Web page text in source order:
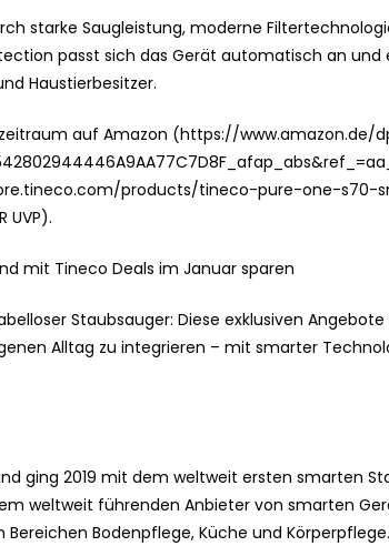
starke Saugleistung, moderne
passt sich das Gerät automatisch an
Haustierbesitzer.
auf Amazon (https://www.amazon.de/
products/tineco-pure-one-s70-
UVP).
mit Tineco Deals im Januar sparen
Staubsauger: Diese exklusiven
Alltag zu integrieren – mit smarter
ging 2019 mit dem weltweit ersten smarten
weltweit führenden Anbieter von smarten
Bodenpflege, Küche und Körperpflege.